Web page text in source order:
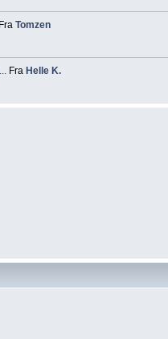
Fra Tomzen
Fra Helle K.